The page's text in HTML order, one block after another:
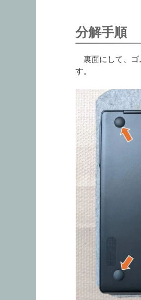
分解手順
裏面にして、ゴ
す。